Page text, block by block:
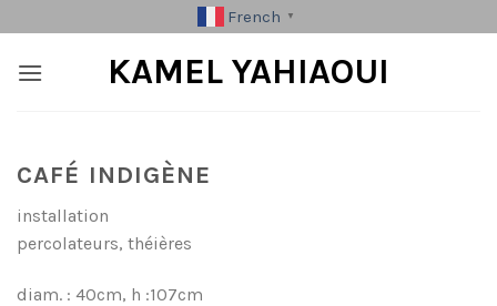
to
content
French ▼
KAMEL YAHIAOUI
CAFÉ INDIGÈNE
installation
percolateurs, théières
diam. : 40cm, h :107cm